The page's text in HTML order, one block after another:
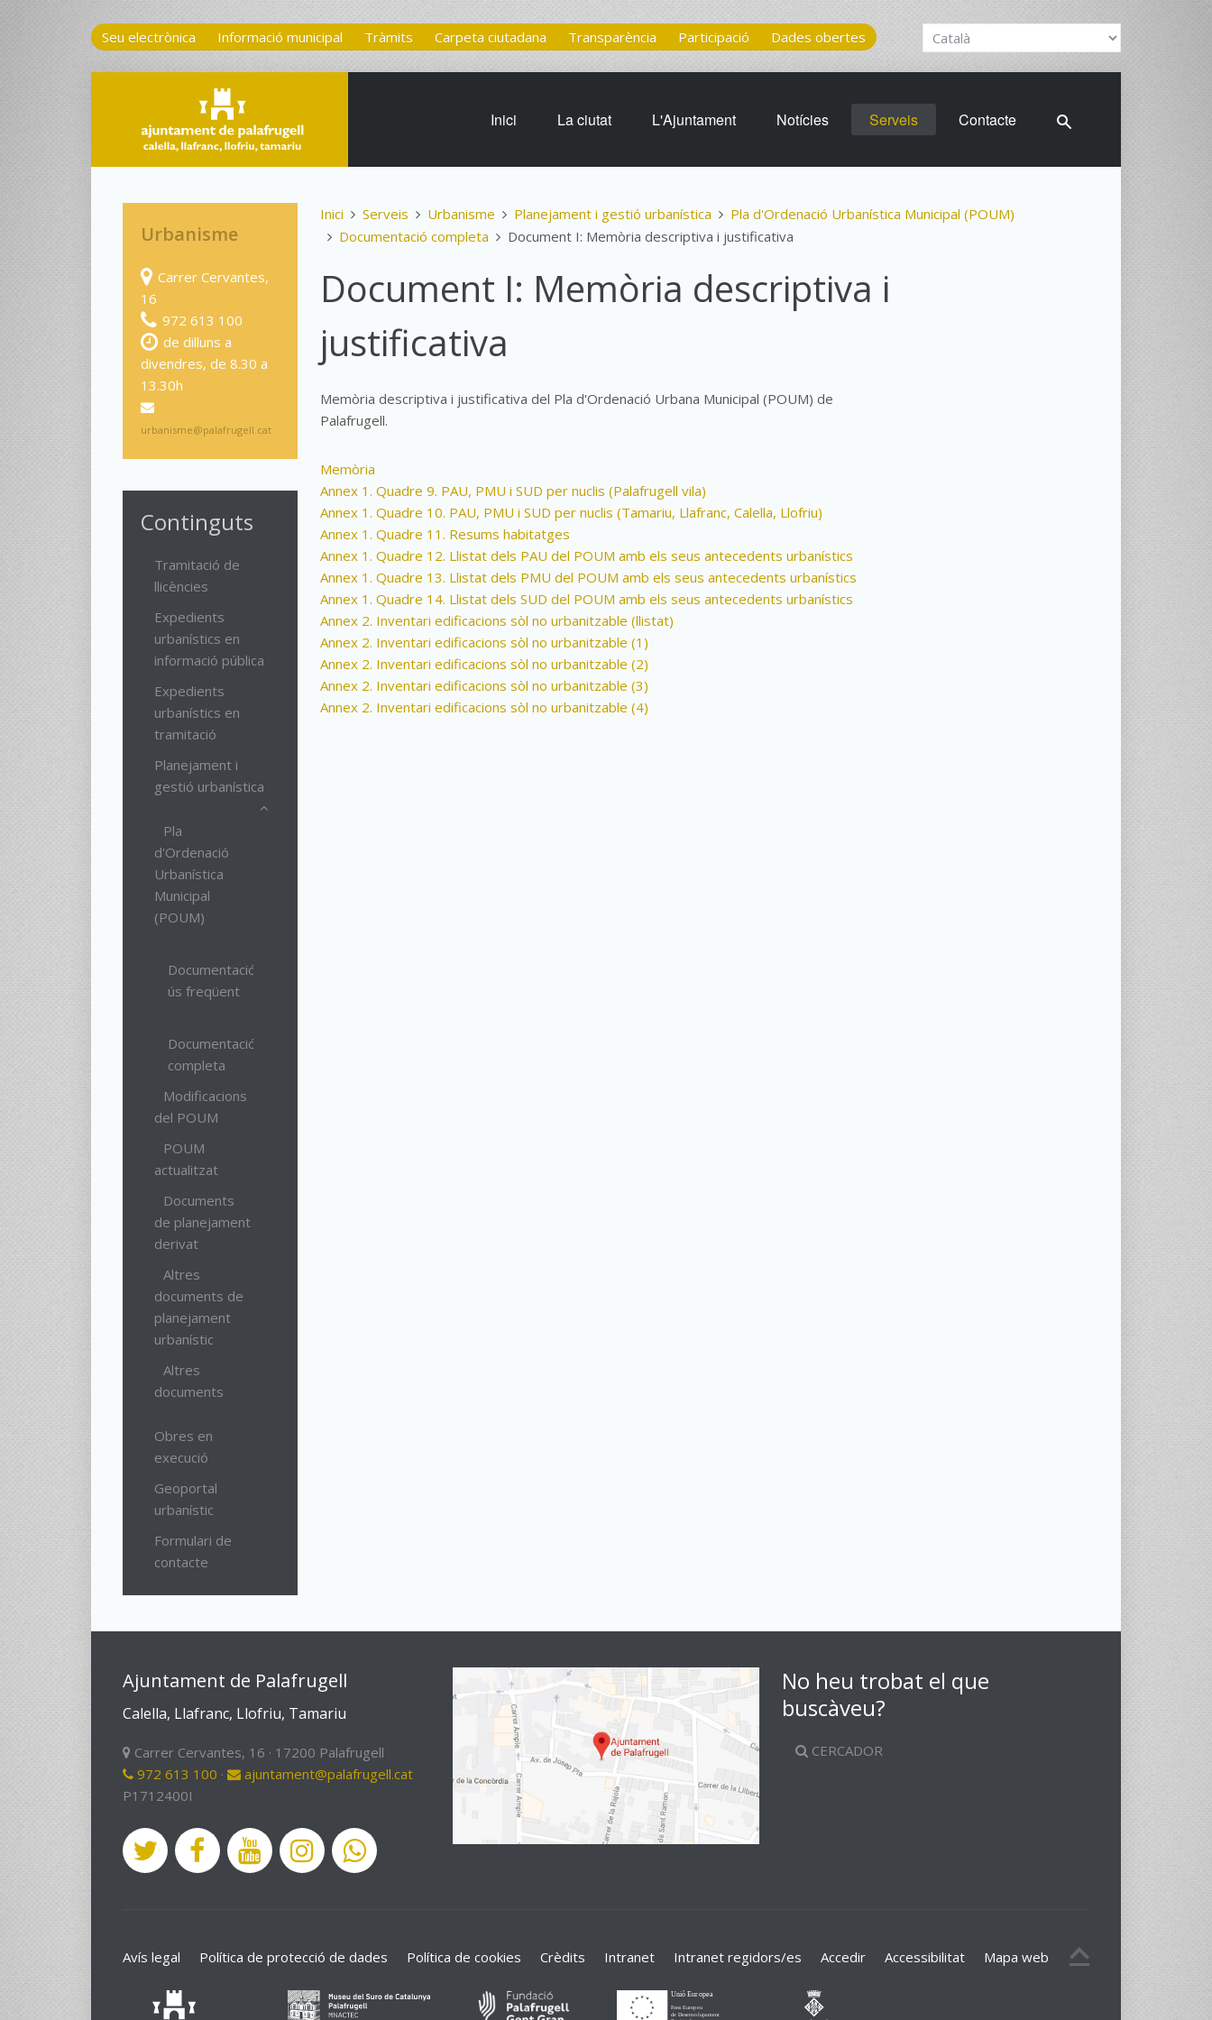
Seu electrònica Informació municipal Tràmits Carpeta ciutadana Transparència Participació Dades obertes
Inici La ciutat L'Ajuntament Notícies Serveis Contacte
Inici Serveis Urbanisme Planejament i gestió urbanística
Pla d'Ordenació Urbanística Municipal (POUM)
Documentació completa
Document I: Memòria descriptiva i justificativa
Document I: Memòria descriptiva i
justificativa
Memòria descriptiva i justificativa del Pla d'Ordenació Urbana Municipal (POUM) de
Palafrugell.
Memòria
Annex 1. Quadre 9. PAU, PMU i SUD per nuclis (Palafrugell vila)
Annex 1. Quadre 10. PAU, PMU i SUD per nuclis (Tamariu, Llafranc, Calella, Llofriu)
Annex 1. Quadre 11. Resums habitatges
Annex 1. Quadre 12. Llistat dels PAU del POUM amb els seus antecedents urbanístics
Annex 1. Quadre 13. Llistat dels PMU del POUM amb els seus antecedents urbanístics
Annex 1. Quadre 14. Llistat dels SUD del POUM amb els seus antecedents urbanístics
Annex 2. Inventari edificacions sòl no urbanitzable (llistat)
Annex 2. Inventari edificacions sòl no urbanitzable (1)
Annex 2. Inventari edificacions sòl no urbanitzable (2)
Annex 2. Inventari edificacions sòl no urbanitzable (3)
Annex 2. Inventari edificacions sòl no urbanitzable (4)
Urbanisme
Carrer Cervantes,
16
972 613 100
de dilluns a
divendres, de 8.30 a
13.30h
urbanisme@palafrugell.cat
Continguts
Tramitació de
llicències
Expedients
urbanístics en
informació pública
Expedients
urbanístics en
tramitació
Planejament i
gestió urbanística
Pla
d'Ordenació
Urbanística
Municipal
(POUM)
Documentació
ús freqüent
Documentació
completa
Modificacions
del POUM
POUM
actualitzat
Documents
de planejament
derivat
Altres
documents de
planejament
urbanístic
Altres
documents
Obres en
execució
Geoportal
urbanístic
Formulari de
contacte
Ajuntament de Palafrugell
Calella, Llafranc, Llofriu, Tamariu
Carrer Cervantes, 16 · 17200 Palafrugell
972 613 100 ·
ajuntament@palafrugell.cat
P1712400I
No heu trobat el que
buscàveu?
CERCADOR
Avís legal Política de protecció de dades Política de cookies Crèdits Intranet Intranet regidors/es Accedir Accessibilitat Mapa web